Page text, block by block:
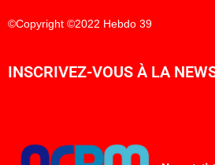
©Copyright ©2022 Hebdo 39
INSCRIVEZ-VOUS À LA